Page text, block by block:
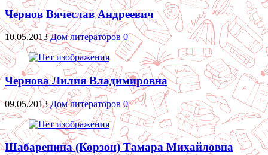
Чернов Вячеслав Андреевич
10.05.2013 Дом литераторов 0
Чернова Лилия Владимировна
09.05.2013 Дом литераторов 0
Шабаренина (Корзон) Тамара Михайловна